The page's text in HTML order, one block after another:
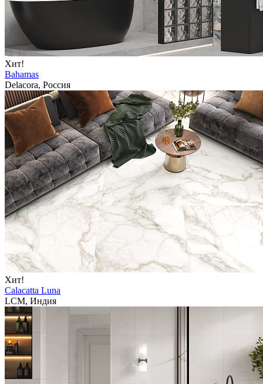
Хит!
Bahamas
Delacora, Россия
Хит!
Calacatta Luna
LCM, Индия